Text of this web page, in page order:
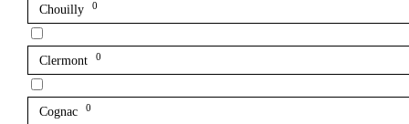
Chouilly 0
Clermont 0
Cognac 0